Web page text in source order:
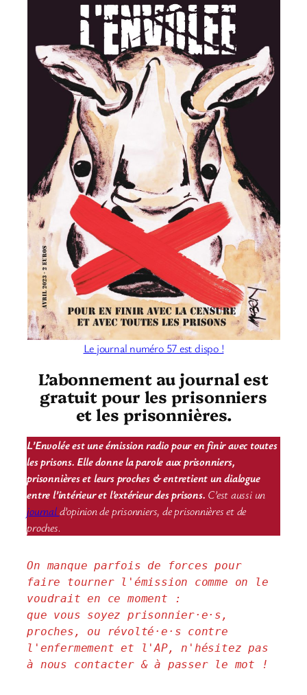
Le journal numéro 57 est dispo !
L’abonnement au journal est
gratuit pour les prisonniers
et les prisonnières.
L’Envolée est une émission radio pour en finir avec toutes
les prisons. Elle donne la parole aux prisonniers,
prisonnières et leurs proches & entretient un dialogue
entre l’intérieur et l’extérieur des prisons. C’est aussi un
journald’opinion de prisonniers, de prisonnières et de
proches.
On manque parfois de forces pour
faire tourner l'émission comme on le
voudrait en ce moment :
que vous soyez prisonnier·e·s,
proches, ou révolté·e·s contre
l'enfermement et l'AP, n'hésitez pas
à nous contacter & à passer le mot !